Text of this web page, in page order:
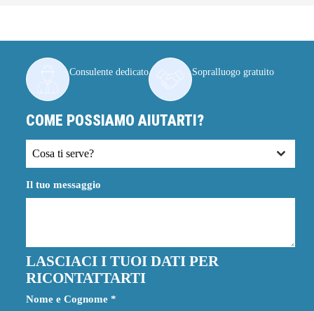
Consulente dedicato Sopralluogo gratuito
COME POSSIAMO AIUTARTI?
Cosa ti serve?
Il tuo messaggio
LASCIACI I TUOI DATI PER
RICONTATTARTI
Nome e Cognome *